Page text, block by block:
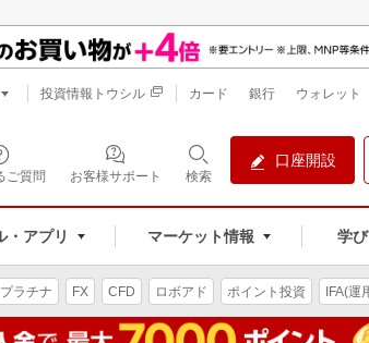
ご質問 お客様サポート 検索
口座開設
・アプリ マーケット情報 学
投資情報トウシル カード 銀行 ウォレット
ラチナ FX CFD ロボアド ポイント投資 IFA(運